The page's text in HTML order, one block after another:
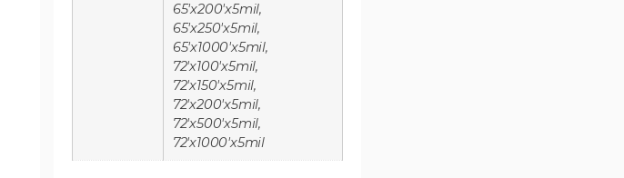
65'x200'x5mil,
65'x250'x5mil,
65'x1000'x5mil,
72'x100'x5mil,
72'x150'x5mil,
72'x200'x5mil,
72'x500'x5mil,
72'x1000'x5mil